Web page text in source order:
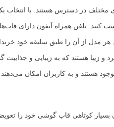
مختلف در دسترس هستند. با
تلفن همراه آیفون دارای
هر مدل از آن را طبق سلیقه خود
زیبا هستند که به زیبایی و جذابیت
هستند و به کاربران امکان
بسیار کوتاهی قاب گوشی خود را